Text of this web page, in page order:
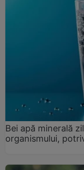
Bei apă minerală
organismului,